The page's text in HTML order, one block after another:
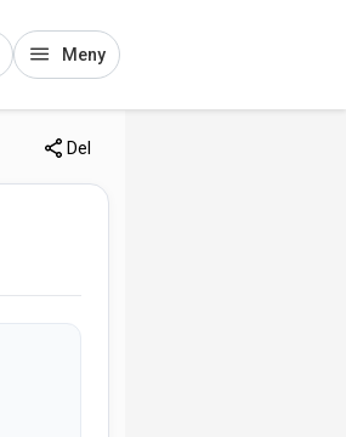
Meny
Del